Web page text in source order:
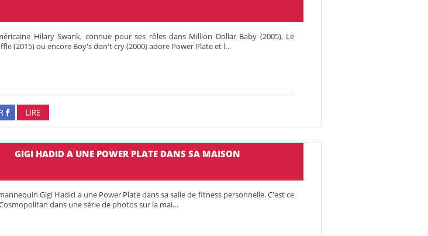
Hilary Swank, connue pour ses rôles dans Million Dollar Baby (2005), Le
(2015) ou encore Boy's don't cry (2000) adore Power Plate et l…
LIRE
GIGI HADID A UNE POWER PLATE DANS SA MAISON
Gigi Hadid a une Power Plate dans sa salle de fitness personnelle. C'est ce
dans une série de photos sur la mai…